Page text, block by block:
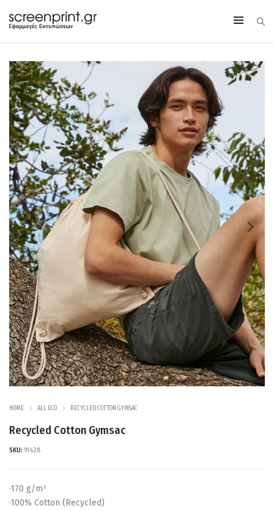
HOME ALL ECO RECYCLED COTTON GYMSAC
Recycled Cotton Gymsac
SKU: 91428
·170 g/m²
·100% Cotton (Recycled)